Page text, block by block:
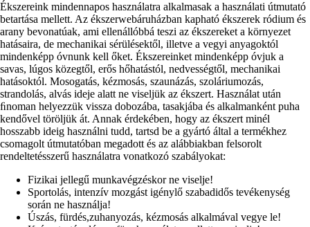
Ékszereink mindennapos használatra alkalmasak a használati útmutató
betartása mellett. Az ékszerwebáruházban kapható ékszerek ródium és
arany bevonatúak, ami ellenállóbbá teszi az ékszereket a környezet
hatásaira, de mechanikai sérülésektől, illetve a vegyi anyagoktól
mindenképp óvnunk kell őket. Ékszereinket mindenképp óvjuk a
savas, lúgos közegtől, erős hőhatástól, nedvességtől, mechanikai
hatásoktól. Mosogatás, kézmosás, szaunázás, szoláriumozás,
strandolás, alvás ideje alatt ne viseljük az ékszert. Használat után
ﬁnoman helyezzük vissza dobozába, tasakjába és alkalmanként puha
kendővel töröljük át. Annak érdekében, hogy az ékszert minél
hosszabb ideig használni tudd, tartsd be a gyártó által a termékhez
csomagolt útmutatóban megadott és az alábbiakban felsorolt
rendeltetésszerű használatra vonatkozó szabályokat:
Fizikai jellegű munkavégzéskor ne viselje!
Sportolás, intenzív mozgást igénylő szabadidős tevékenység
során ne használja!
Úszás, fürdés,zuhanyozás, kézmosás alkalmával vegye le!